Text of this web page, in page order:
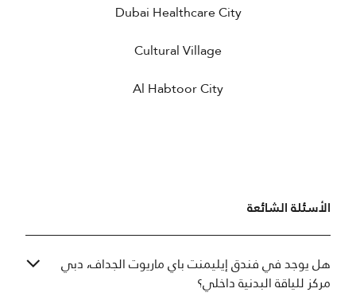
Dubai Healthcare City
Cultural Village
Al Habtoor City
الأسئلة الشائعة
هل يوجد في فندق إيليمنت باي ماريوت الجداف، دبي
مركز للياقة البدنية داخلي؟